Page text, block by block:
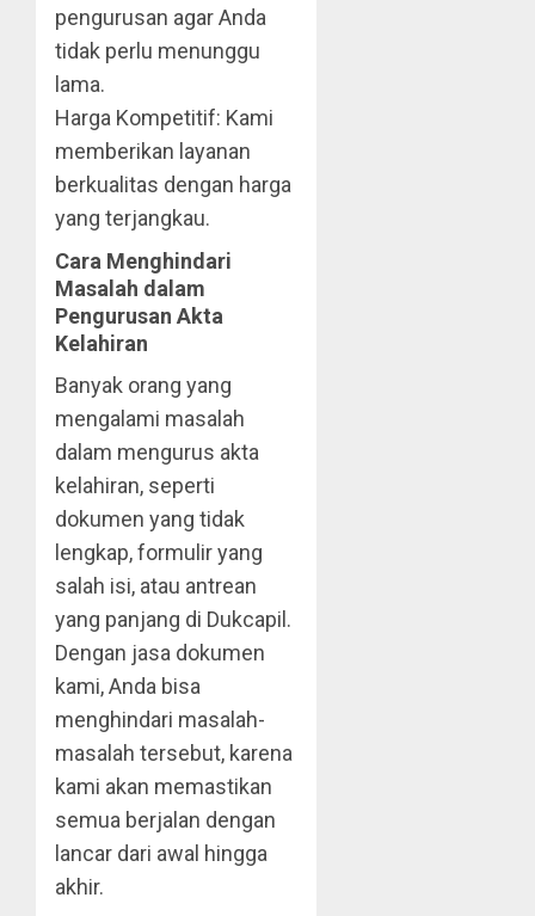
pengurusan agar Anda
tidak perlu menunggu
lama.
Harga Kompetitif: Kami
memberikan layanan
berkualitas dengan harga
yang terjangkau.
Cara Menghindari
Masalah dalam
Pengurusan Akta
Kelahiran
Banyak orang yang
mengalami masalah
dalam mengurus akta
kelahiran, seperti
dokumen yang tidak
lengkap, formulir yang
salah isi, atau antrean
yang panjang di Dukcapil.
Dengan jasa dokumen
kami, Anda bisa
menghindari masalah-
masalah tersebut, karena
kami akan memastikan
semua berjalan dengan
lancar dari awal hingga
akhir.